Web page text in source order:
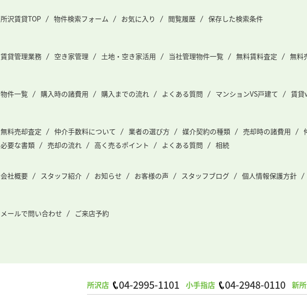
所沢賃貸TOP 物件検索フォーム お気に入り 閲覧履歴 保存した検索条件
賃貸管理業務 空き家管理 土地・空き家活用 当社管理物件一覧 無料賃料査定 無料
物件一覧 購入時の諸費用 購入までの流れ よくある質問 マンションVS戸建て 賃貸
無料売却査定 仲介手数料について 業者の選び方 媒介契約の種類 売却時の諸費用
必要な書類
売却の流れ 高く売るポイント よくある質問 相続
会社概要 スタッフ紹介 お知らせ お客様の声 スタッフブログ 個人情報保護方針
メールで問い合わせ ご来店予約
所沢店 04-2995-1101 小手指店 04-2948-0110 新